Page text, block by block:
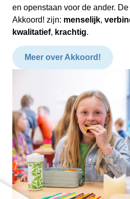
en openstaan voor de ander.
Akkoord! zijn: menselijk,
kwalitatief, krachtig.
Meer over Akkoord!